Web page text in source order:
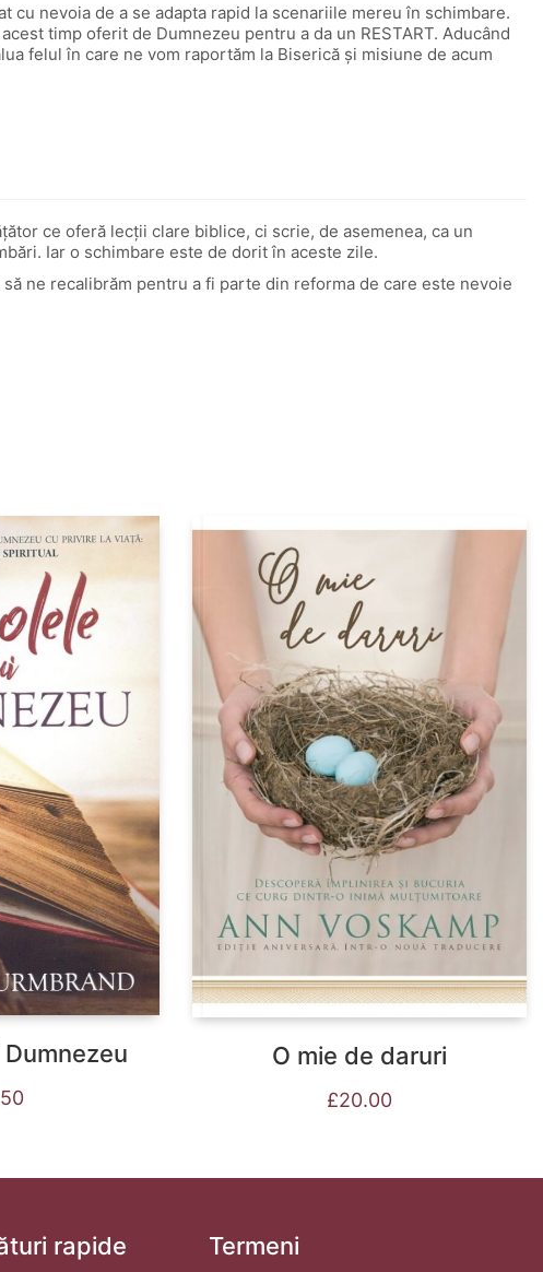
nevoia de a se adapta rapid la scenariile mereu în schimbare.
timp oferit de Dumnezeu pentru a da un RESTART. Aducând
felul în care ne vom raportăm la Biserică și misiune de acum
ce oferă lecții clare biblice, ci scrie, de asemenea, ca un
Iar o schimbare este de dorit în aceste zile.
ne recalibrăm pentru a fi parte din reforma de care este nevoie
O mie de daruri
£20.00
rapide Termeni